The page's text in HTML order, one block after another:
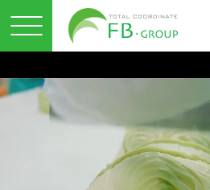
ン
テ
ツ
に